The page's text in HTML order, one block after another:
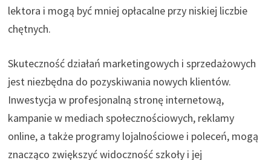
lektora i mogą być mniej opłacalne przy niskiej liczbie
chętnych.
Skuteczność działań marketingowych i sprzedażowych
jest niezbędna do pozyskiwania nowych klientów.
Inwestycja w profesjonalną stronę internetową,
kampanie w mediach społecznościowych, reklamy
online, a także programy lojalnościowe i poleceń, mogą
znacząco zwiększyć widoczność szkoły i jej